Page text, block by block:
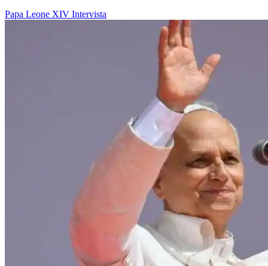
Papa Leone XIV Intervista